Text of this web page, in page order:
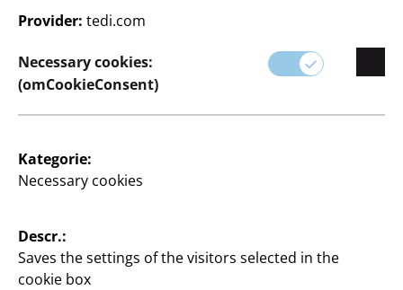
Supplier
Supplier portal
Customers
Company
Expansion
Quality
Sustainability
Provider: tedi.com
Necessary cookies:
(omCookieConsent)
Kategorie:
Necessary cookies
Descr.:
Saves the settings of the visitors selected in the
cookie box